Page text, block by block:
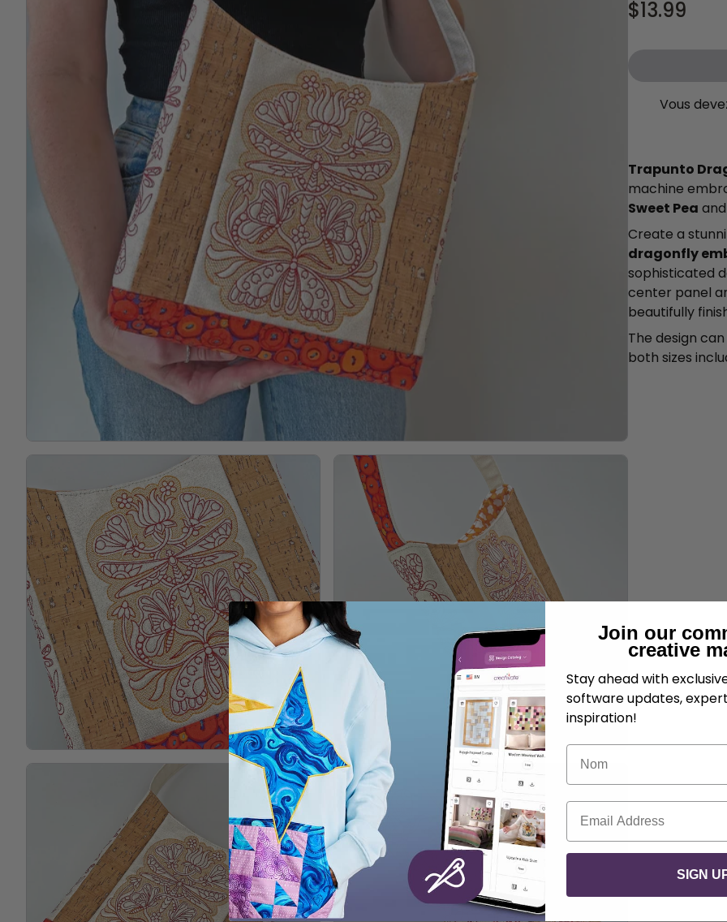
$13.99
Vous
Trapunto
machine
Sweet Pea
Create a
dragonfly
sophisticated
center panel
beautifully
The design
both sizes
Join our
creative
Stay ahead with
software updates,
inspiration!
Nom
Courriel
SIGN